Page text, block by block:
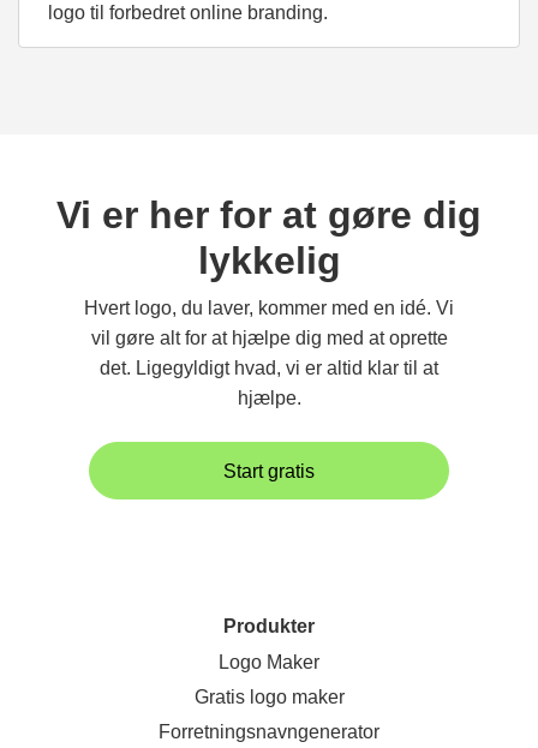
logo til forbedret online branding.
Vi er her for at gøre dig
lykkelig
Hvert logo, du laver, kommer med en idé. Vi
vil gøre alt for at hjælpe dig med at oprette
det. Ligegyldigt hvad, vi er altid klar til at
hjælpe.
Start gratis
Produkter
Logo Maker
Gratis logo maker
Forretningsnavngenerator